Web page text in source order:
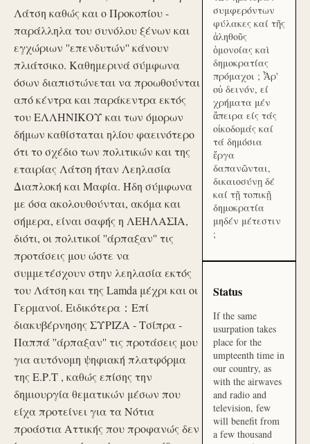
Λάτση καθώς και ο Προκοπίου -
παράλληλα του συνόλου ξένων και
εγχώριων ''επενδυτών'' κάνουν
πλιάτσικο. Καθημερινά σύμφωνα
όσων διαπιστώνεται να προωθούνται
από κέντρα και παράκεντρα εκτός
του ΕΛΛΗΝΙΚΟΥ και των όμορων
δήμων καθίσταται ηλίου φαεινότερο
ότι το σχέδιο των πολιτικών και της
εταιρίας Λάτση ήταν Λεηλασία
Διαπλοκή και Μαφία. Ήδη σύμφωνα
με όσα ακολουθούνται, ακόμα και
σήμερα, είναι σαφής η ΛΕΗΛΑΣΙΑ,
διότι, οι πολιτικοί ''άρπαξαν'' τις
προτάσεις μου ώστε να
συμμετέσχουν στην λεηλασία εκτός
του Λάτση και της Lamda μέχρι και οι
Γερμανοί. Ειδικότερα：Επί
διακυβέρνησης ΣΥΡΙΖΑ - Τσίπρα -
Παππά ''άρπαξαν'' τις προτάσεις μου
για αυτόνομη ψηφιακή πλατφόρμα
της Ε.Ρ.Τ , καθώς επίσης την
δημιουργία θεματικών μέσων που
είχα προτείνει για τα Νότια
προάστια Αττικής που προφανώς δεν
συμφερόντων
φύλακες καί τῆς
ἀληθοῦς
ὁμονοίας καὶ
δημοκρατίας
πρόμαχοι ; Ἆρ'
οὐ δεινόν, εί
χρήματα μέν
ἄπειρα είς τάς
οἰκοδομάς καί
τά δημόσια
ἔργα
δαπανῶνται,
δικαιοσύνῃ δέ
καί τῇ τοπικῇ
δημοκρατία
μηδέν μέτεστιν
;
Status
If the same
usurpation takes
place for the
umpteenth time in
our country, as
with the airwaves
and radio and
television, few
will benefit from
a few thousand